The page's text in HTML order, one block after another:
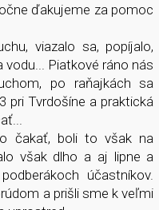
ďakujeme za pomoc
viazalo sa, popíjalo,
Piatkové ráno nás
po raňajkách sa
pri Tvrdošíne a praktická
čakať, boli to však na
však dlho a aj lipne a
účastníkov.
a prišli sme k veľmi